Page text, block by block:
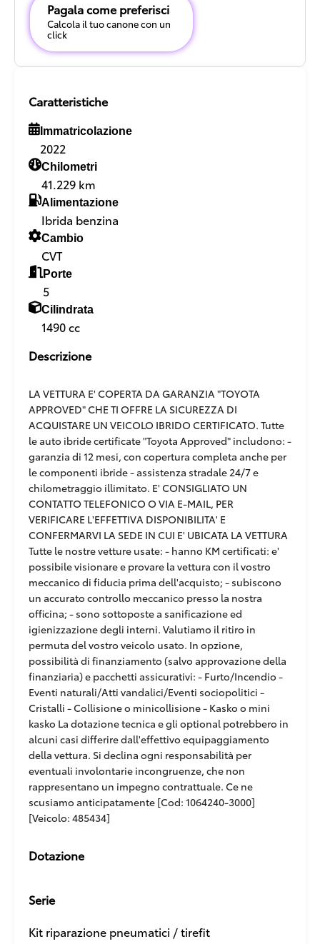
Pagala come preferisci
Calcola il tuo canone con un
click
Caratteristiche
Immatricolazione
2022
Chilometri
41.229 km
Alimentazione
Ibrida benzina
Cambio
CVT
Porte
5
Cilindrata
1490 cc
Descrizione
LA VETTURA E' COPERTA DA GARANZIA "TOYOTA
APPROVED" CHE TI OFFRE LA SICUREZZA DI
ACQUISTARE UN VEICOLO IBRIDO CERTIFICATO. Tutte
le auto ibride certificate "Toyota Approved" includono: -
garanzia di 12 mesi, con copertura completa anche per
le componenti ibride - assistenza stradale 24/7 e
chilometraggio illimitato. E' CONSIGLIATO UN
CONTATTO TELEFONICO O VIA E-MAIL, PER
VERIFICARE L'EFFETTIVA DISPONIBILITA' E
CONFERMARVI LA SEDE IN CUI E' UBICATA LA VETTURA
Tutte le nostre vetture usate: - hanno KM certificati: e'
possibile visionare e provare la vettura con il vostro
meccanico di fiducia prima dell'acquisto; - subiscono
un accurato controllo meccanico presso la nostra
officina; - sono sottoposte a sanificazione ed
igienizzazione degli interni. Valutiamo il ritiro in
permuta del vostro veicolo usato. In opzione,
possibilità di finanziamento (salvo approvazione della
finanziaria) e pacchetti assicurativi: - Furto/Incendio -
Eventi naturali/Atti vandalici/Eventi sociopolitici -
Cristalli - Collisione o minicollisione - Kasko o mini
kasko La dotazione tecnica e gli optional potrebbero in
alcuni casi differire dall'effettivo equipaggiamento
della vettura. Si declina ogni responsabilità per
eventuali involontarie incongruenze, che non
rappresentano un impegno contrattuale. Ce ne
scusiamo anticipatamente [Cod: 1064240-3000]
[Veicolo: 485434]
Dotazione
Serie
Kit riparazione pneumatici / tirefit